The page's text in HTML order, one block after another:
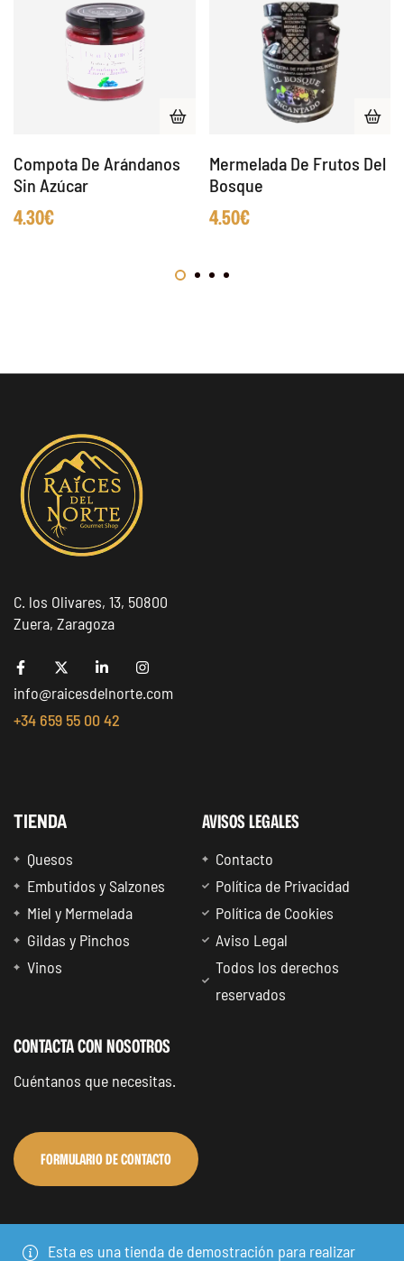
Esta es una tienda de demostración para realizar
Compota De Arándanos
Sin Azúcar
4.30€
Mermelada De Frutos Del
Bosque
4.50€
C. los Olivares, 13, 50800
Zuera, Zaragoza
info@raicesdelnorte.com
+34 659 55 00 42
TIENDA
Quesos
Embutidos y Salzones
Miel y Mermelada
Gildas y Pinchos
Vinos
AVISOS LEGALES
Contacto
Política de Privacidad
Política de Cookies
Aviso Legal
Todos los derechos
reservados
CONTACTA CON NOSOTROS
Cuéntanos que necesitas.
FORMULARIO DE CONTACTO